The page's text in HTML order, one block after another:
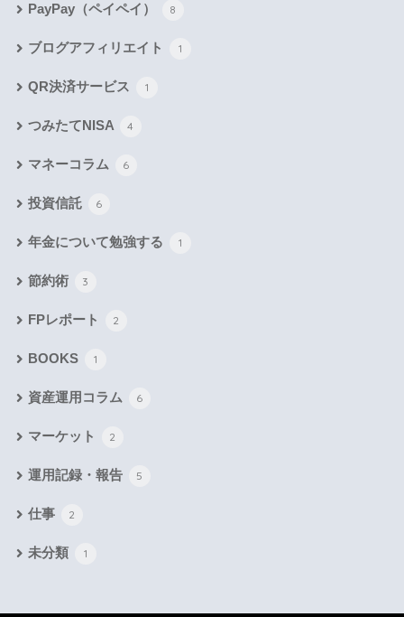
PayPay（ペイペイ） 8
ブログアフィリエイト 1
QR決済サービス 1
つみたてNISA 4
マネーコラム 6
投資信託 6
年金について勉強する 1
節約術 3
FPレポート 2
BOOKS 1
資産運用コラム 6
マーケット 2
運用記録・報告 5
仕事 2
未分類 1